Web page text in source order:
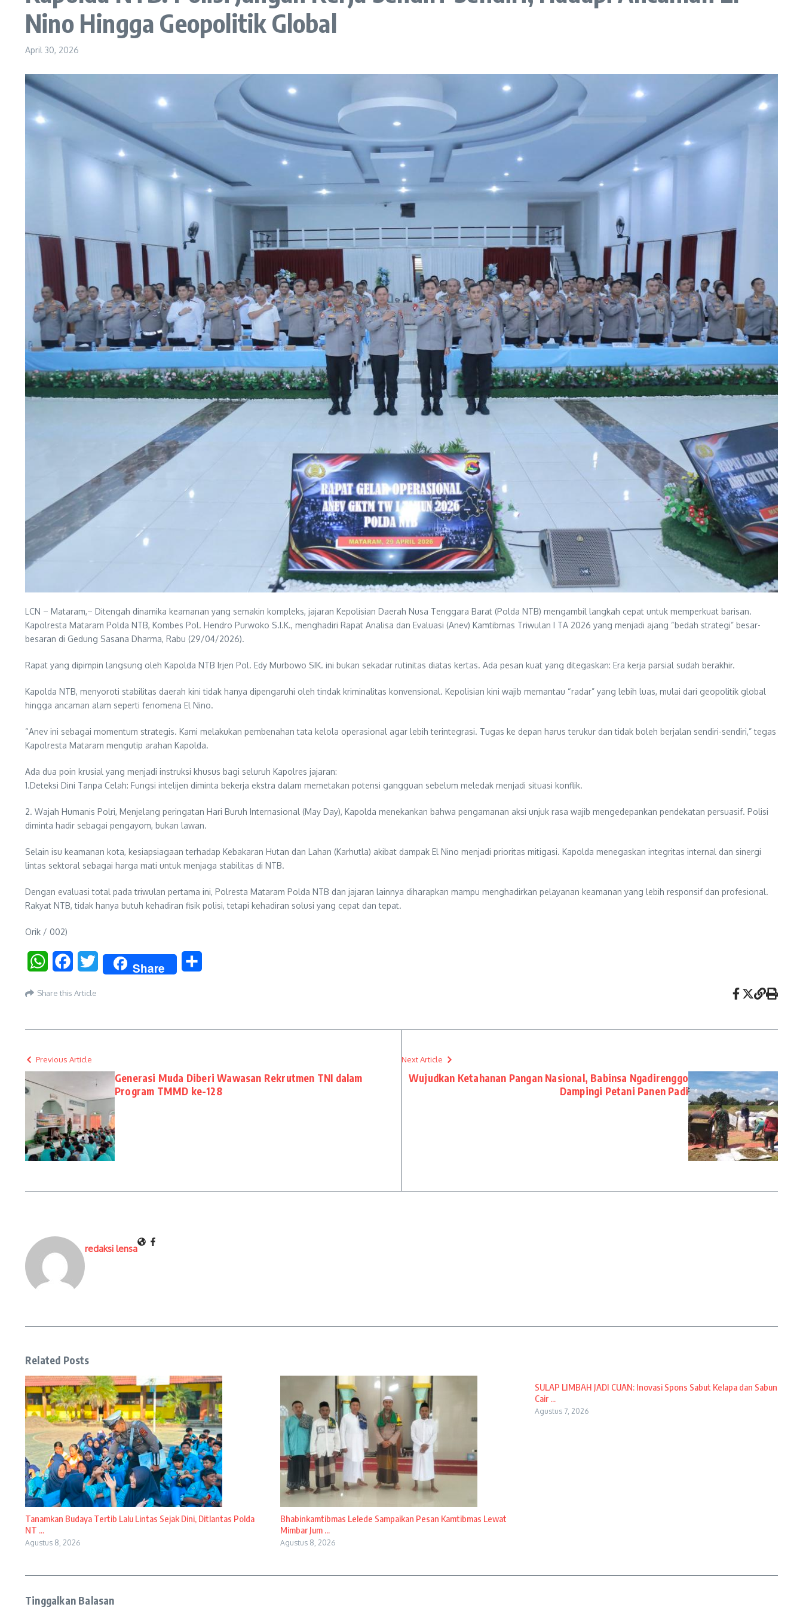
Nino Hingga Geopolitik Global
April 30, 2026
LCN – Mataram,– Ditengah dinamika keamanan yang semakin kompleks, jajaran Kepolisian Daerah Nusa Tenggara Barat (Polda NTB) mengambil langkah cepat untuk memperkuat barisan.
Kapolresta Mataram Polda NTB, Kombes Pol. Hendro Purwoko S.I.K., menghadiri Rapat Analisa dan Evaluasi (Anev) Kamtibmas Triwulan I TA 2026 yang menjadi ajang “bedah strategi” besar-
besaran di Gedung Sasana Dharma, Rabu (29/04/2026).
Rapat yang dipimpin langsung oleh Kapolda NTB Irjen Pol. Edy Murbowo SIK. ini bukan sekadar rutinitas diatas kertas. Ada pesan kuat yang ditegaskan: Era kerja parsial sudah berakhir.
Kapolda NTB, menyoroti stabilitas daerah kini tidak hanya dipengaruhi oleh tindak kriminalitas konvensional. Kepolisian kini wajib memantau “radar” yang lebih luas, mulai dari geopolitik global
hingga ancaman alam seperti fenomena El Nino.
“Anev ini sebagai momentum strategis. Kami melakukan pembenahan tata kelola operasional agar lebih terintegrasi. Tugas ke depan harus terukur dan tidak boleh berjalan sendiri-sendiri,” tegas
Kapolresta Mataram mengutip arahan Kapolda.
Ada dua poin krusial yang menjadi instruksi khusus bagi seluruh Kapolres jajaran:
1.Deteksi Dini Tanpa Celah: Fungsi intelijen diminta bekerja ekstra dalam memetakan potensi gangguan sebelum meledak menjadi situasi konflik.
2. Wajah Humanis Polri, Menjelang peringatan Hari Buruh Internasional (May Day), Kapolda menekankan bahwa pengamanan aksi unjuk rasa wajib mengedepankan pendekatan persuasif. Polisi
diminta hadir sebagai pengayom, bukan lawan.
Selain isu keamanan kota, kesiapsiagaan terhadap Kebakaran Hutan dan Lahan (Karhutla) akibat dampak El Nino menjadi prioritas mitigasi. Kapolda menegaskan integritas internal dan sinergi
lintas sektoral sebagai harga mati untuk menjaga stabilitas di NTB.
Dengan evaluasi total pada triwulan pertama ini, Polresta Mataram Polda NTB dan jajaran lainnya diharapkan mampu menghadirkan pelayanan keamanan yang lebih responsif dan profesional.
Rakyat NTB, tidak hanya butuh kehadiran fisik polisi, tetapi kehadiran solusi yang cepat dan tepat.
Orik / 002)
WhatsAppFacebookTwitter Share
Share this Article
Previous Article
Generasi Muda Diberi Wawasan Rekrutmen TNI dalam
Program TMMD ke-128
Next Article
Wujudkan Ketahanan Pangan Nasional, Babinsa Ngadirenggo
Dampingi Petani Panen Padi
redaksi lensa
Related Posts
Tanamkan Budaya Tertib Lalu Lintas Sejak Dini, Ditlantas Polda
NT ...
Agustus 8, 2026
Bhabinkamtibmas Lelede Sampaikan Pesan Kamtibmas Lewat
Mimbar Jum ...
Agustus 8, 2026
SULAP LIMBAH JADI CUAN: Inovasi Spons Sabut Kelapa dan Sabun
Cair ...
Agustus 7, 2026
Tinggalkan Balasan